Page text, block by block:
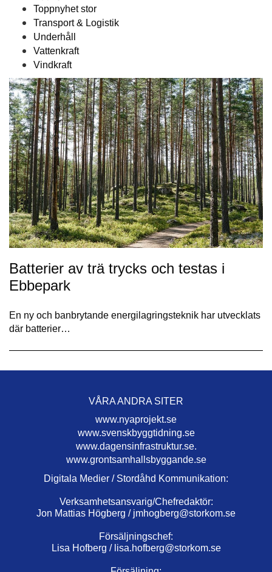
Toppnyhet stor
Transport & Logistik
Underhåll
Vattenkraft
Vindkraft
Batterier av trä trycks och testas i
Ebbepark
En ny och banbrytande energilagringsteknik har utvecklats
där batterier…
VÅRA ANDRA SITER
www.nyaprojekt.se
www.svenskbyggtidning.se
www.dagensinfrastruktur.se.
www.grontsamhallsbyggande.se
Digitala Medier / Stordåhd Kommunikation:
Verksamhetsansvarig/Chefredaktör:
Jon Mattias Högberg / jmhogberg@storkom.se
Försäljningschef:
Lisa Hofberg / lisa.hofberg@storkom.se